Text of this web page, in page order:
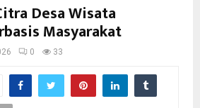
Desa Wisata
Masyarakat
0 33